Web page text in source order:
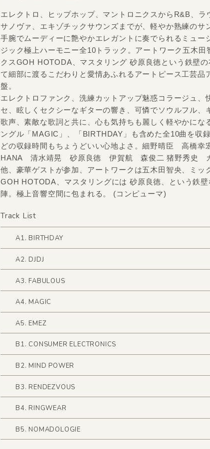
エレクトロ、ヒップホップ、マントロニクスからR&B、ラ
サノヴァ、エキゾチックサウンズまでが、軽やか熟練のサ
手腕でムーディーに艶やかエレガントに奏でられるミュー
ジック極上ハーモニー全10トラック。アートワーク五木田
クスGOH HOTODA、マスタリング 砂原良徳という鉄壁の
て細部に渡るこだわりと愛情あふれるアートピース工芸品
盤。
エレクトロファンク、洗練カットアップ魅惑コラージュ、
セ、眩しくセクシーなギターの響き、可憐でソウルフル、
歌声、素敵な歌詞と共に、心も気持ちも麗しく軽やかにな
ングル「MAGIC」、「BIRTHDAY」も含めた全10曲を収
どの収録時間もちょうどいい心地よさ。細野晴臣 高橋
HANA 清水靖晃 砂原良徳 伊賀航 森俊二 猪野秀史
他、豪華ゲストが参加、アートワークは五木田智央、ミッ
GOH HOTODA、マスタリングには 砂原良徳、という鉄壁
陣。極上音響空間に包まれる。 (コンピューマ)
Track List
A1. BIRTHDAY
A2. DJDJ
A3. FABULOUS
A4. MAGIC
A5. EMEZ
B1. CONSUMER ELECTRONICS
B2. MIND POWER
B3. RENDEZVOUS
B4. RINGWEAR
B5. NOMADOLOGIE